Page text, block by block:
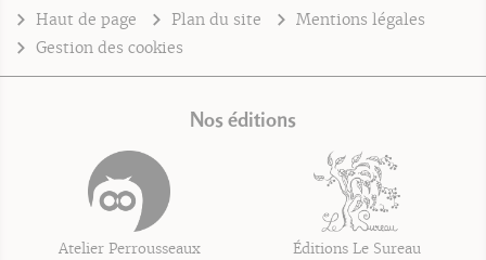
Haut de page Plan du site
Mentions légales
Gestion des cookies
Nos éditions
Atelier Perrousseaux Éditions Le Sureau